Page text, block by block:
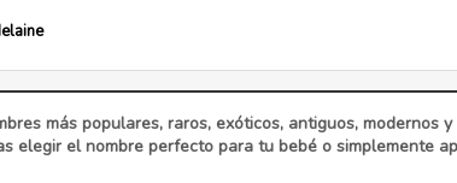
más populares, raros, exóticos, antiguos,
elegir el nombre perfecto para tu bebé o simplemente